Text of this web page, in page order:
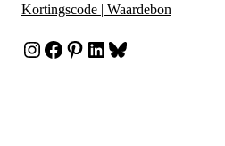
Kortingscode | Waardebon
Instagram
Facebook
Pinterest
LinkedIn
Bluesky